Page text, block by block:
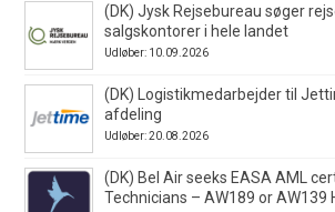
(DK) Jysk Rejsebureau søger
salgskontorer i hele landet
Udløber: 10.09.2026
(DK) Logistikmedarbejder til
afdeling
Udløber: 20.08.2026
(DK) Bel Air seeks EASA AML
Technicians – AW189 or AW139